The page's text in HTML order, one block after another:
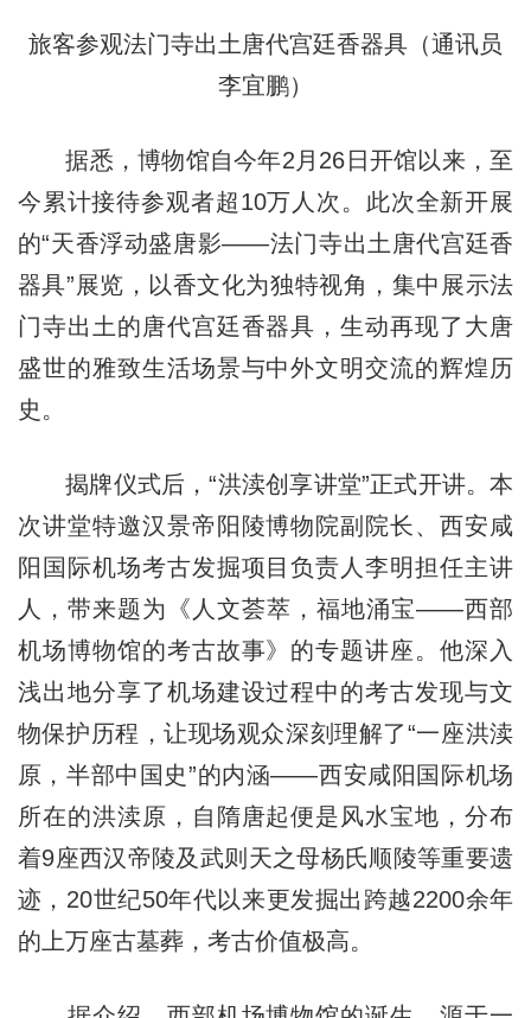
旅客参观法门寺出土唐代宫廷香器具（通讯员
李宜鹏）
据悉，博物馆自今年2月26日开馆以来，至
今累计接待参观者超10万人次。此次全新开展
的“天香浮动盛唐影——法门寺出土唐代宫廷香
器具”展览，以香文化为独特视角，集中展示法
门寺出土的唐代宫廷香器具，生动再现了大唐
盛世的雅致生活场景与中外文明交流的辉煌历
史。
揭牌仪式后，“洪渎创享讲堂”正式开讲。本
次讲堂特邀汉景帝阳陵博物院副院长、西安咸
阳国际机场考古发掘项目负责人李明担任主讲
人，带来题为《人文荟萃，福地涌宝——西部
机场博物馆的考古故事》的专题讲座。他深入
浅出地分享了机场建设过程中的考古发现与文
物保护历程，让现场观众深刻理解了“一座洪渎
原，半部中国史”的内涵——西安咸阳国际机场
所在的洪渎原，自隋唐起便是风水宝地，分布
着9座西汉帝陵及武则天之母杨氏顺陵等重要遗
迹，20世纪50年代以来更发掘出跨越2200余年
的上万座古墓葬，考古价值极高。